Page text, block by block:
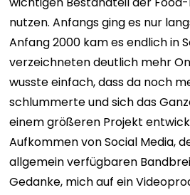
nutzen. Anfangs ging es nur
Anfang 2000 kam es endlich in
verzeichneten deutlich mehr
wusste einfach, dass da noch
schlummerte und sich das
einem größeren Projekt
Aufkommen von Social Media,
allgemein verfügbaren
Gedanke, mich auf ein